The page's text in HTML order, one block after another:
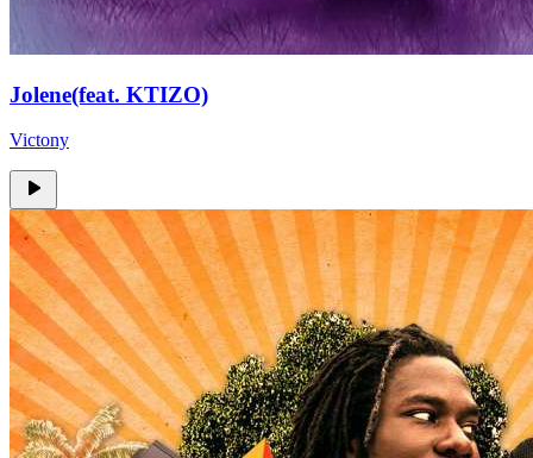
Jolene(feat. KTIZO)
Victony